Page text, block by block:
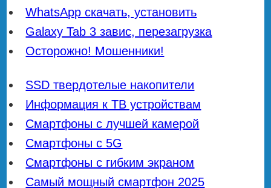
WhatsApp скачать, установить
Galaxy Tab 3 завис, перезагрузка
Осторожно! Мошенники!
SSD твердотелые накопители
Информация к ТВ устройствам
Смартфоны с лучшей камерой
Смартфоны с 5G
Смартфоны с гибким экраном
Самый мощный смартфон 2025